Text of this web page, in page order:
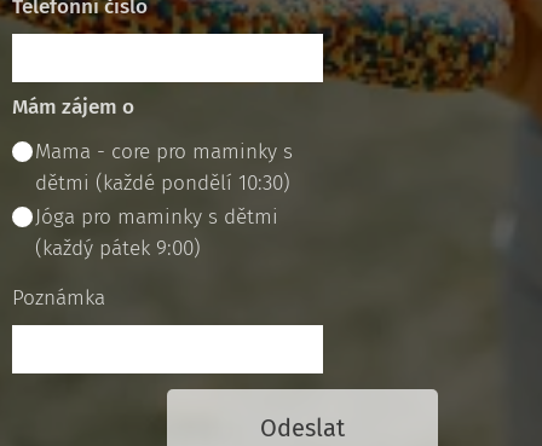
Telefonní číslo
Mám zájem o
Mama - core pro maminky s
dětmi (každé pondělí 10:30)
Jóga pro maminky s dětmi
(každý pátek 9:00)
Poznámka
Odeslat